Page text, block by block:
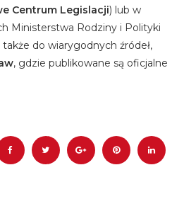
Centrum Legislacji) lub w
Ministerstwa Rodziny i Polityki
do wiarygodnych źródeł,
, gdzie publikowane są oficjalne